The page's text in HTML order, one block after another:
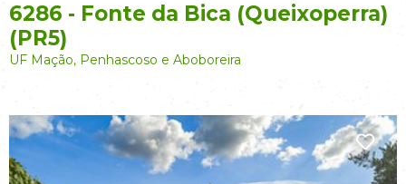
6286 - Fonte da Bica (Queixoperra)
(PR5)
UF Mação, Penhascoso e Aboboreira